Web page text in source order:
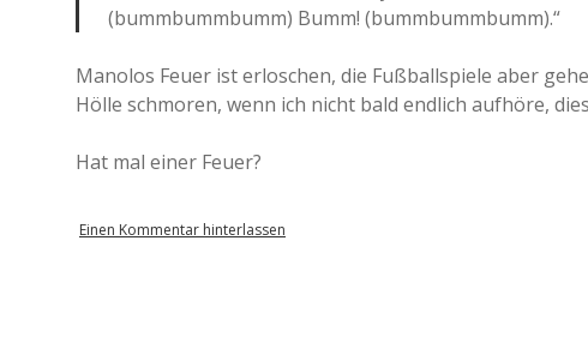
(bummbummbumm) Bumm! (bummbummbumm).“
Manolos Feuer ist erloschen, die Fußballspiele aber
Hölle schmoren, wenn ich nicht bald endlich aufhöre,
Hat mal einer Feuer?
Einen Kommentar hinterlassen